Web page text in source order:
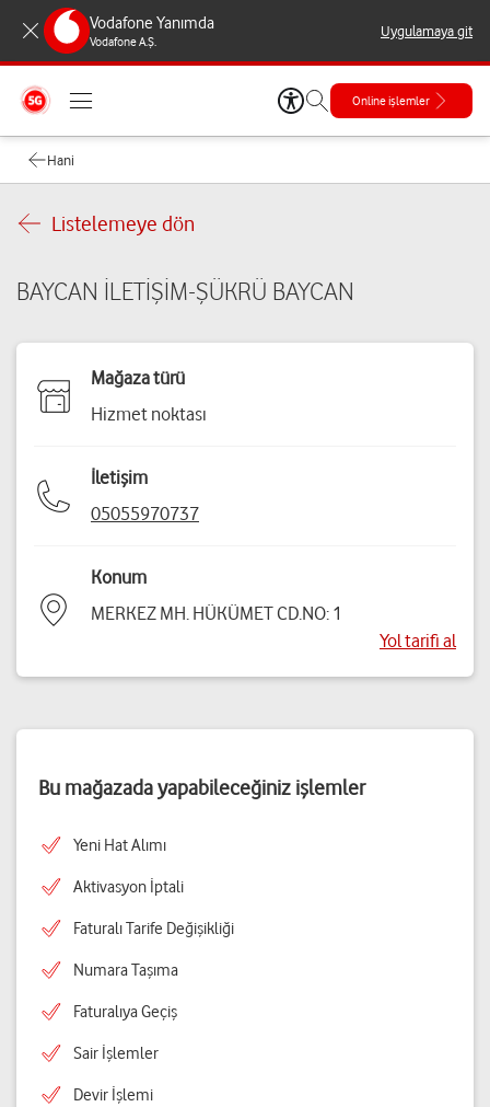
Vodafone Yanımda
Vodafone A.Ş.
Uygulamaya git
Online işlemler
Hani
Listelemeye dön
BAYCAN İLETİŞİM-ŞÜKRÜ BAYCAN
Mağaza türü
Hizmet noktası
İletişim
05055970737
Konum
MERKEZ MH. HÜKÜMET CD.NO: 1
Yol tarifi al
Bu mağazada yapabileceğiniz işlemler
Yeni Hat Alımı
Aktivasyon İptali
Faturalı Tarife Değişikliği
Numara Taşıma
Faturalıya Geçiş
Sair İşlemler
Devir İşlemi